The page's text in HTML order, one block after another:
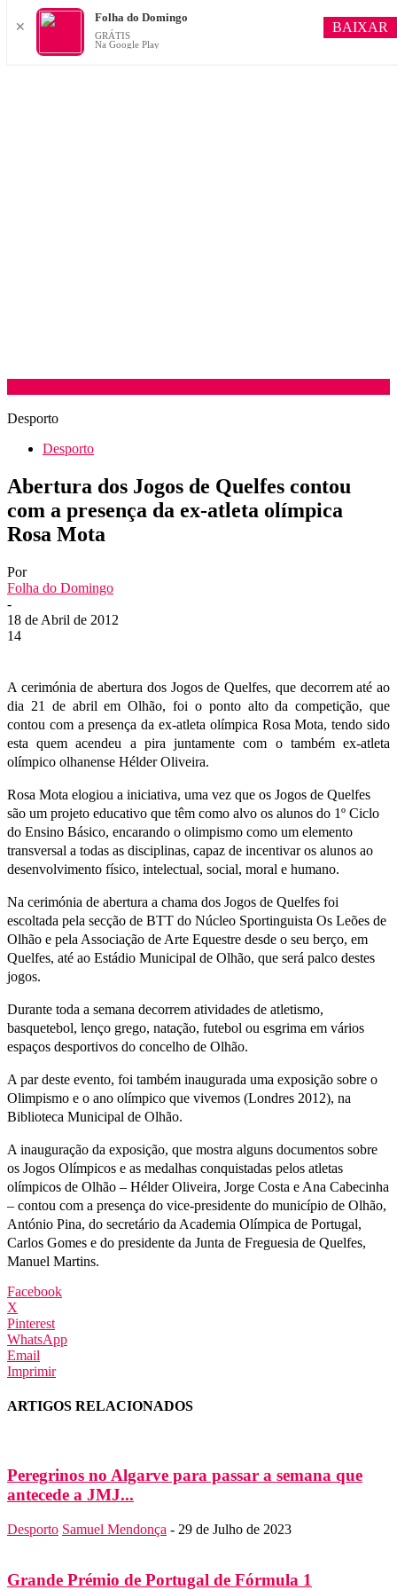
Desporto
Desporto
Abertura dos Jogos de Quelfes contou
com a presença da ex-atleta olímpica
Rosa Mota
Por
Folha do Domingo
-
18 de Abril de 2012
14
A cerimónia de abertura dos Jogos de Quelfes, que decorrem até ao
dia 21 de abril em Olhão, foi o ponto alto da competição, que
contou com a presença da ex-atleta olímpica Rosa Mota, tendo sido
esta quem acendeu a pira juntamente com o também ex-atleta
olímpico olhanense Hélder Oliveira.
Rosa Mota elogiou a iniciativa, uma vez que os Jogos de Quelfes
são um projeto educativo que têm como alvo os alunos do 1º Ciclo
do Ensino Básico, encarando o olimpismo como um elemento
transversal a todas as disciplinas, capaz de incentivar os alunos ao
desenvolvimento físico, intelectual, social, moral e humano.
Na cerimónia de abertura a chama dos Jogos de Quelfes foi
escoltada pela secção de BTT do Núcleo Sportinguista Os Leões de
Olhão e pela Associação de Arte Equestre desde o seu berço, em
Quelfes, até ao Estádio Municipal de Olhão, que será palco destes
jogos.
Durante toda a semana decorrem atividades de atletismo,
basquetebol, lenço grego, natação, futebol ou esgrima em vários
espaços desportivos do concelho de Olhão.
A par deste evento, foi também inaugurada uma exposição sobre o
Olimpismo e o ano olímpico que vivemos (Londres 2012), na
Biblioteca Municipal de Olhão.
A inauguração da exposição, que mostra alguns documentos sobre
os Jogos Olímpicos e as medalhas conquistadas pelos atletas
olímpicos de Olhão – Hélder Oliveira, Jorge Costa e Ana Cabecinha
– contou com a presença do vice-presidente do município de Olhão,
António Pina, do secretário da Academia Olímpica de Portugal,
Carlos Gomes e do presidente da Junta de Freguesia de Quelfes,
Manuel Martins.
Facebook
X
Pinterest
WhatsApp
Email
Imprimir
ARTIGOS RELACIONADOS
Peregrinos no Algarve para passar a semana que
antecede a JMJ...
Desporto Samuel Mendonça - 29 de Julho de 2023
Grande Prémio de Portugal de Fórmula 1
✕
Folha do Domingo
GRÁTIS
Na Google Play
BAIXAR